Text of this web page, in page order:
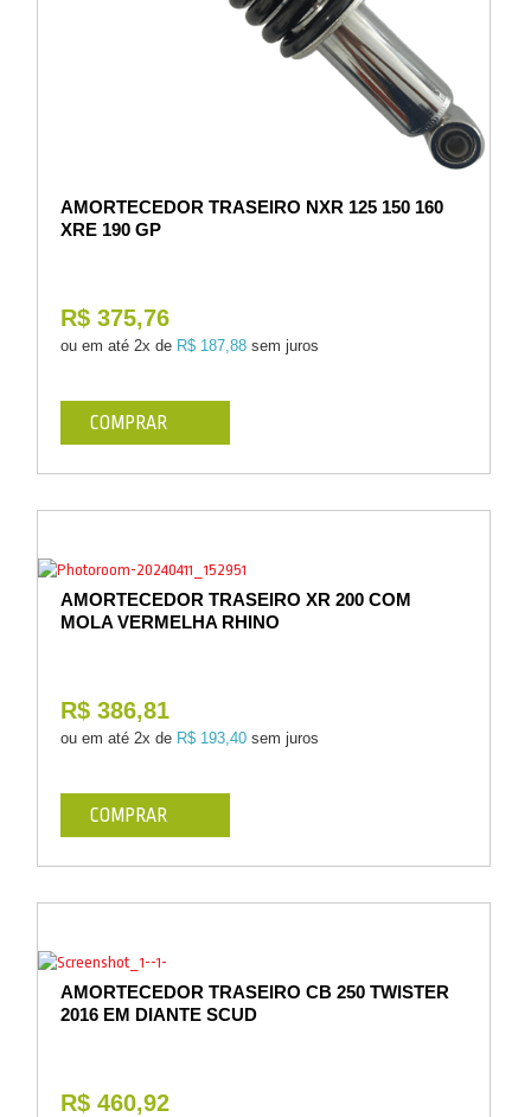
AMORTECEDOR TRASEIRO NXR 125 150 160
XRE 190 GP
R$ 375,76
ou em até 2x de R$ 187,88 sem juros
COMPRAR
AMORTECEDOR TRASEIRO XR 200 COM
MOLA VERMELHA RHINO
R$ 386,81
ou em até 2x de R$ 193,40 sem juros
COMPRAR
AMORTECEDOR TRASEIRO CB 250 TWISTER
2016 EM DIANTE SCUD
R$ 460,92